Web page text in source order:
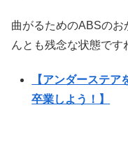
曲がるためのABSのお
んとも残念な状態です
【アンダーステ
卒業しよう！】